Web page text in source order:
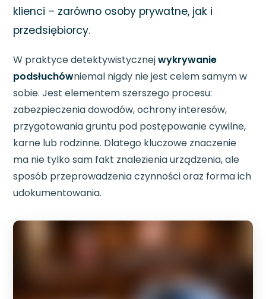
klienci – zarówno osoby prywatne, jak i
przedsiębiorcy.
W praktyce detektywistycznejwykrywanie
podsłuchówniemal nigdy nie jest celem samym w
sobie. Jest elementem szerszego procesu:
zabezpieczenia dowodów, ochrony interesów,
przygotowania gruntu pod postępowanie cywilne,
karne lub rodzinne. Dlatego kluczowe znaczenie
ma nie tylko sam fakt znalezienia urządzenia, ale
sposób przeprowadzenia czynności oraz forma ich
udokumentowania.